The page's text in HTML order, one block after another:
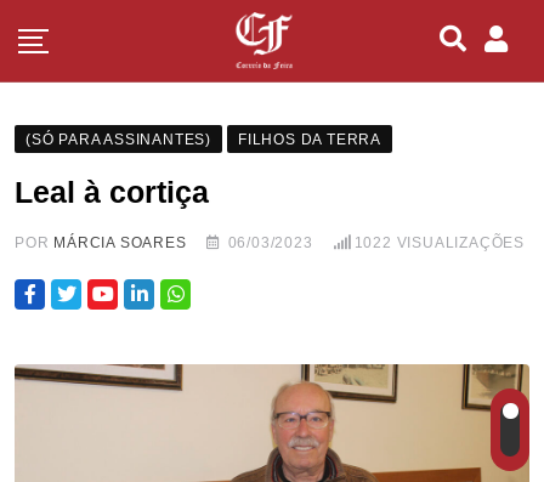
(SÓ PARA ASSINANTES) FILHOS DA TERRA
Leal à cortiça
POR MÁRCIA SOARES 06/03/2023 1022 VISUALIZAÇÕES